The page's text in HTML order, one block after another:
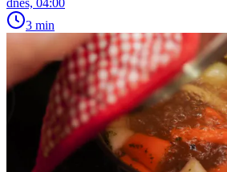
dnes, 04:00
3 min